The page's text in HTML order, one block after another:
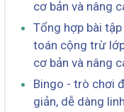
cơ bản và nâng
Tổng hợp bài tập
toán cộng trừ
cơ bản và nâng
Bingo - trò chơi
giản, dễ dàng